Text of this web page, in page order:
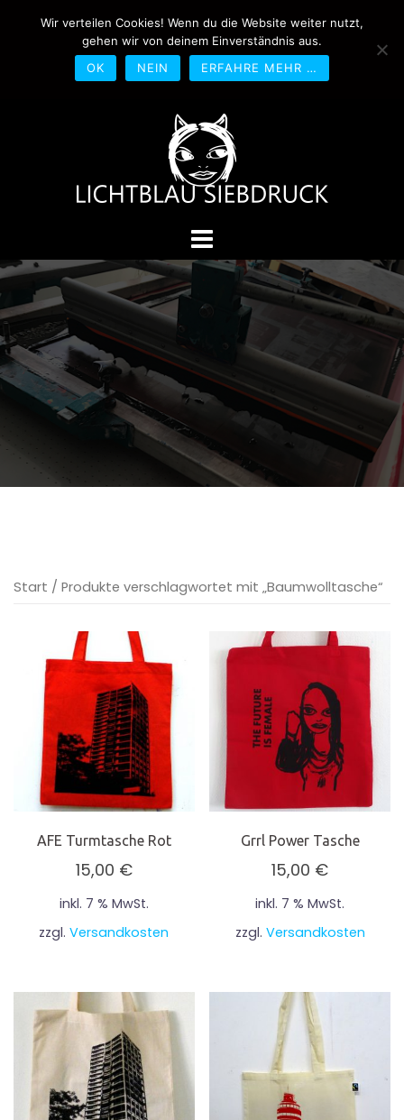
0170-4800361
drucken@lichtblau-
siebdruck.de
Schwedlerstraße 1 - 5 60314
Frankfurt
Start / Produkte verschlagwortet mit „Baumwolltasche“
AFE Turmtasche Rot
15,00 €
inkl. 7 % MwSt.
zzgl.Versandkosten
Grrl Power Tasche
15,00 €
inkl. 7 % MwSt.
zzgl. Versandkosten
Wir verteilen Cookies! Wenn du die Website weiter nutzt,
gehen wir von deinem Einverständnis aus.
OK
NEIN ERFAHRE MEHR …